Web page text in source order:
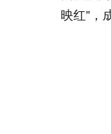
映红” ，